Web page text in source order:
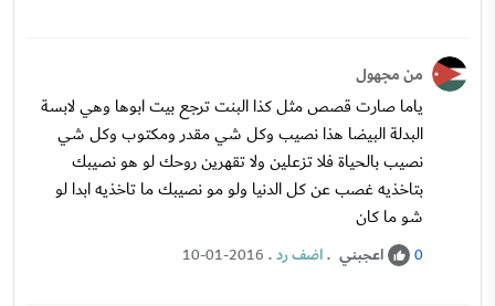
من مجهول
ياما صارت قصص مثل كذا البنت ترجع بيت ابوها وهي لابسة
البدلة البيضا هذا نصيب وكل شي مقدر ومكتوب وكل شي
نصيب بالحياة فلا تزعلين ولا تقهرين روحك لو هو نصيبك
بتاخذيه غصب عن كل الدنيا ولو مو نصيبك ما تاخذيه ابدا لو
شو ما كان
0 اعجبني .اضف رد.
10-01-2016